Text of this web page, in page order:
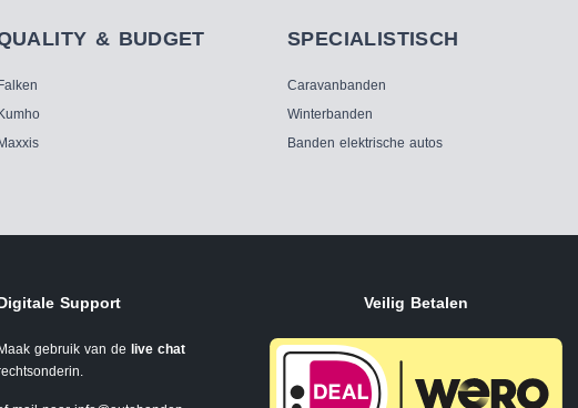
& BUDGET
Falken
Kumho
Maxxis
SPECIALISTISCH
Caravanbanden
Winterbanden
Banden elektrische autos
Support
Maak gebruik van de live chat
Veilig Betalen